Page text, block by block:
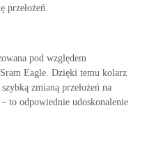
przełożeń.
pod względem
Eagle. Dzięki temu kolarz
zmianą przełożeń na
to odpowiednie udoskonalenie